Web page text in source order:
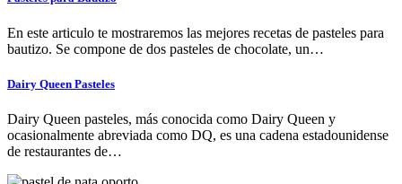
En este articulo te mostraremos las mejores recetas de pasteles para
bautizo. Se compone de dos pasteles de chocolate, un…
Dairy Queen Pasteles
Dairy Queen pasteles, más conocida como Dairy Queen y
ocasionalmente abreviada como DQ, es una cadena estadounidense
de restaurantes de…